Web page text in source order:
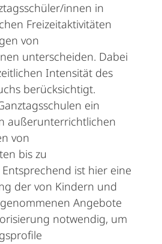
innen in
Freizeitaktivitäten
von
unterscheiden. Dabei
Intensität des
berücksichtigt.
ein
außerunterrichtlichen
von
bis zu
ist hier eine
der von Kindern und
Angebote
notwendig, um